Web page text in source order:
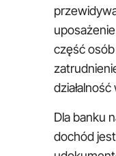
część
Dla banku
dochód jest